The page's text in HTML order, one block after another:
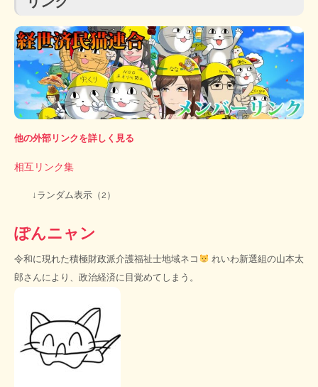
他の外部リンクを詳しく見る
相互リンク集
↓ランダム表示（2）
ぽんニャン
令和に現れた積極財政派介護福祉士地域ネコ
れいわ新選組の山本太
郎さんにより、政治経済に目覚めてしまう。